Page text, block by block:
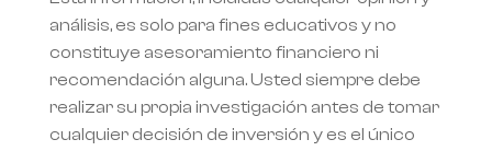
análisis, es solo para fines educativos y no
constituye asesoramiento financiero ni
recomendación alguna. Usted siempre debe
realizar su propia investigación antes de tomar
cualquier decisión de inversión y es el único